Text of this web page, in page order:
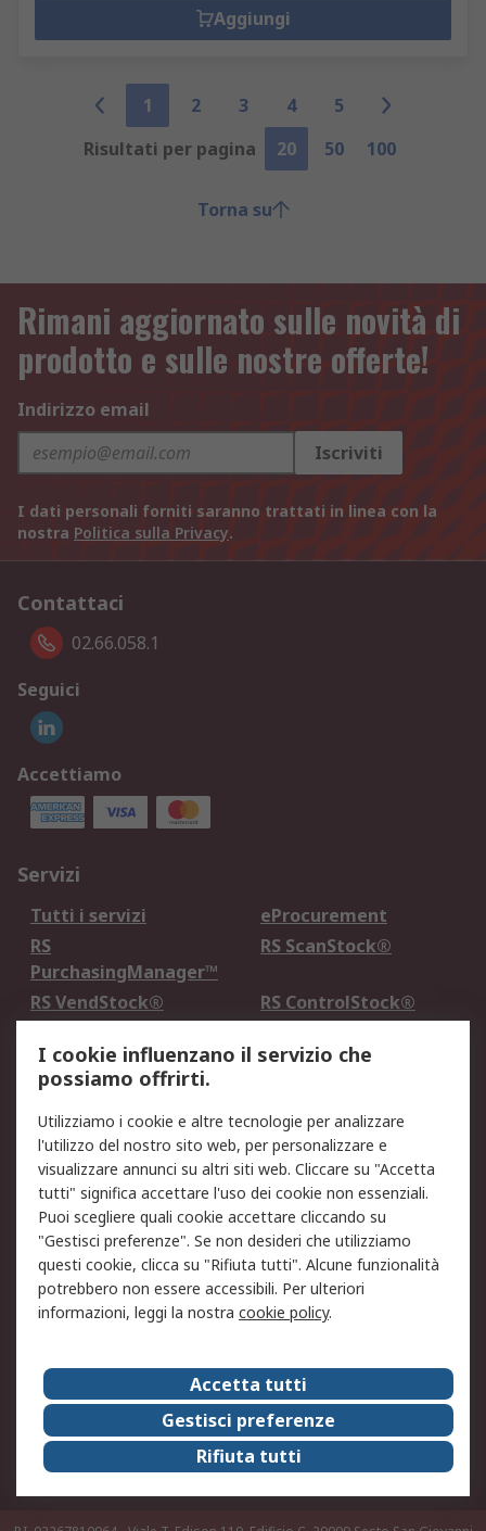
Aggiungi
1 2 3 4
5
Risultati per pagina
20 50 100
Torna su
Rimani aggiornato sulle novità di
prodotto e sulle nostre offerte!
Indirizzo email
Iscriviti
I dati personali forniti saranno trattati in linea con la
nostra Politica sulla Privacy.
Contattaci
02.66.058.1
Seguici
Accettiamo
Servizi
Tutti i servizi
eProcurement
RS
PurchasingManager™
RS ScanStock®
RS VendStock®
RS ControlStock®
Legale
Informativa Cookie
Informativa Privacy -
Aggiornata
Email Security
Termini d'uso
Condizioni di vendita
Condizioni generali di
servizio
Etica e responsabilità
Chi Siamo
Chi Siamo
Contattaci
Supporto
ESG
Carriere
RS Group
Discovery: il Blog di RS
I cookie influenzano il servizio che
possiamo offrirti.
Utilizziamo i cookie e altre tecnologie per analizzare
l'utilizzo del nostro sito web, per personalizzare e
visualizzare annunci su altri siti web. Cliccare su "Accetta
tutti" significa accettare l'uso dei cookie non essenziali.
Puoi scegliere quali cookie accettare cliccando su
"Gestisci preferenze". Se non desideri che utilizziamo
questi cookie, clicca su "Rifiuta tutti". Alcune funzionalità
potrebbero non essere accessibili. Per ulteriori
informazioni, leggi la nostra cookie policy.
Accetta tutti
Gestisci preferenze
Rifiuta tutti